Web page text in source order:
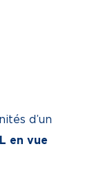
d’un
en vue